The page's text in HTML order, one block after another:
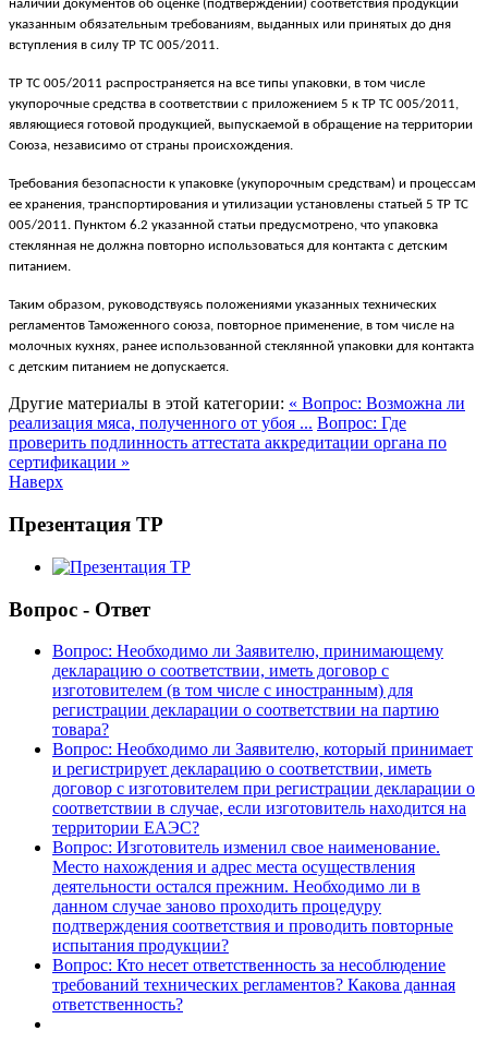
наличии документов об оценке (подтверждении) соответствия продукции
указанным обязательным требованиям, выданных или принятых до дня
вступления в силу ТР ТС 005/2011.
ТР ТС 005/2011 распространяется на все типы упаковки, в том числе
укупорочные средства в соответствии с приложением 5 к ТР ТС 005/2011,
являющиеся готовой продукцией, выпускаемой в обращение на территории
Союза, независимо от страны происхождения.
Требования безопасности к упаковке (укупорочным средствам) и процессам
ее хранения, транспортирования и утилизации установлены статьей 5 ТР ТС
005/2011. Пунктом 6.2 указанной статьи предусмотрено, что упаковка
стеклянная не должна повторно использоваться для контакта с детским
питанием.
Таким образом, руководствуясь положениями указанных технических
регламентов Таможенного союза, повторное применение, в том числе на
молочных кухнях, ранее использованной стеклянной упаковки для контакта
с детским питанием не допускается.
Другие материалы в этой категории: « Вопрос: Возможна ли
реализация мяса, полученного от убоя ... Вопрос: Где
проверить подлинность аттестата аккредитации органа по
сертификации »
Наверх
Презентация ТР
Вопрос - Ответ
Вопрос: Необходимо ли Заявителю, принимающему
декларацию о соответствии, иметь договор с
изготовителем (в том числе с иностранным) для
регистрации декларации о соответствии на партию
товара?
Вопрос: Необходимо ли Заявителю, который принимает
и регистрирует декларацию о соответствии, иметь
договор с изготовителем при регистрации декларации о
соответствии в случае, если изготовитель находится на
территории ЕАЭС?
Вопрос: Изготовитель изменил свое наименование.
Место нахождения и адрес места осуществления
деятельности остался прежним. Необходимо ли в
данном случае заново проходить процедуру
подтверждения соответствия и проводить повторные
испытания продукции?
Вопрос: Кто несет ответственность за несоблюдение
требований технических регламентов? Какова данная
ответственность?